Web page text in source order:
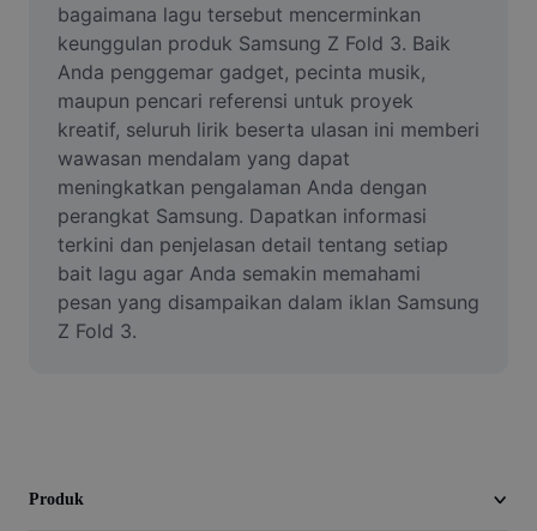
Video
Hapus latar belakang video
Tingkatkan kualitas
Editor Video
Pangkas Video
Tambahkan Subtitle ke Video
Konverter Video
bagaimana lagu tersebut mencerminkan
keunggulan produk Samsung Z Fold 3. Baik
Anda penggemar gadget, pecinta musik,
maupun pencari referensi untuk proyek
kreatif, seluruh lirik beserta ulasan ini memberi
wawasan mendalam yang dapat
meningkatkan pengalaman Anda dengan
perangkat Samsung. Dapatkan informasi
terkini dan penjelasan detail tentang setiap
bait lagu agar Anda semakin memahami
pesan yang disampaikan dalam iklan Samsung
Z Fold 3.
Produk